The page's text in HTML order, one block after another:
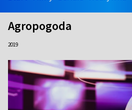
Agropogoda
2019